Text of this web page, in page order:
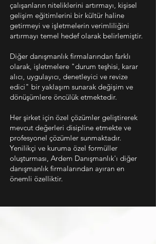
çalışanların niteliklerini artırmayı, kişisel
gelişim eğitimlerini bir kültür haline
getirmeyi ve işletmelerin verimliliğini
artırmayı temel hedef olarak belirlemiştir.
Diğer danışmanlık firmalarından farklı
olarak, işletmelere "durum teşhisi, karar
alıcı, uygulayıcı, denetleyici ve revize
edici" bir yaklaşım sunarak değişim ve
dönüşümlere öncülük etmektedir.
Her şirket için özel çözümler geliştirerek
mevcut değerleri disipline etmekte ve
profesyonel çözümler sunmaktadır.
Yenilikçi ve kuruma özel formüller
oluşturması, Ardem Danışmanlık'ı diğer
danışmanlık firmalarından ayıran en
önemli özelliktir.